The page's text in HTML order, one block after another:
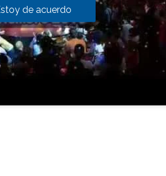
de acuerdo